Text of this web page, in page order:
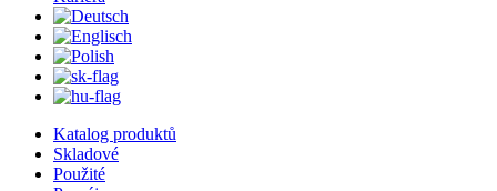
Katalog produktů
Skladové
Použité